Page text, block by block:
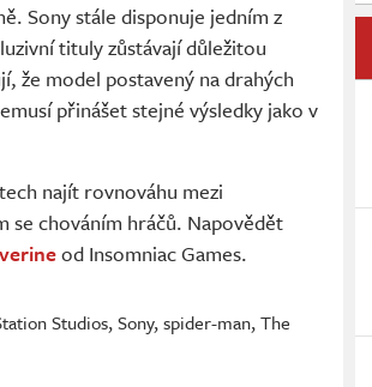
Sony stále disponuje jedním z
tituly zůstávají důležitou
že model postavený na drahých
přinášet stejné výsledky jako v
najít rovnováhu mezi
se chováním hráčů. Napovědět
od Insomniac Games.
Studios,Sony,spider-man,The